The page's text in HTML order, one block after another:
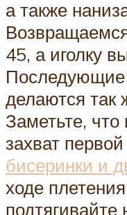
а также
45, а иголку
Последующие
делаются так
Заметьте, что
захват
бисеринки и
ходе
подтягивайте